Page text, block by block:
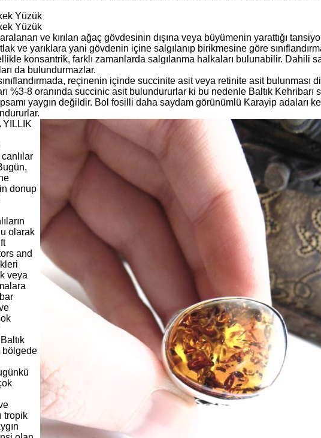
Yüzük
Yüzük
ve kırılan ağaç gövdesinin dışına veya büyümenin yarattığı
ve yarıklara yani gövdenin içine salgılanıp birikmesine göre
konsantrik, farklı zamanlarda salgılanma halkaları bulunabilir. Dahili
da bulundurmazlar.
reçinenin içinde succinite asit veya retinite asit bulunması
%3-8 oranında succinic asit bulundururlar ki bu nedenle Baltık Kehribarı
yaygın değildir. Bol fosilli daha saydam görünümlü Karayip adaları
YILLIK
donup
olarak
and
veya
bölgede
tropik